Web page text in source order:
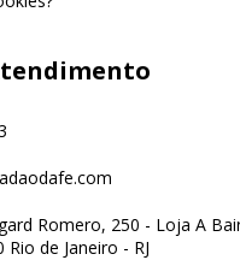
Romero, 250 - Loja A
Rio de Janeiro - RJ